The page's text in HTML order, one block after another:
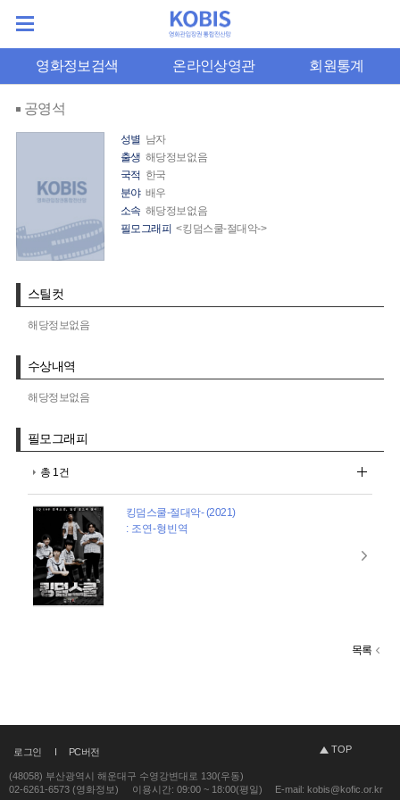
영화정보검색 온라인상영관 회원통계
공영석
성별 남자
출생 해당정보없음
국적 한국
분야 배우
소속 해당정보없음
필모그래피 <킹덤스쿨-절대악->
스틸컷
해당정보없음
수상내역
해당정보없음
필모그래피
총 1건
킹덤스쿨-절대악- (2021)
: 조연-형빈역
목록
로그인 PC버전 TOP
(48058) 부산광역시 해운대구 수영강변대로 130(우동)
02-6261-6573 (영화정보)
이용시간: 09:00 ~ 18:00(평일) E-mail: kobis@kofic.or.kr